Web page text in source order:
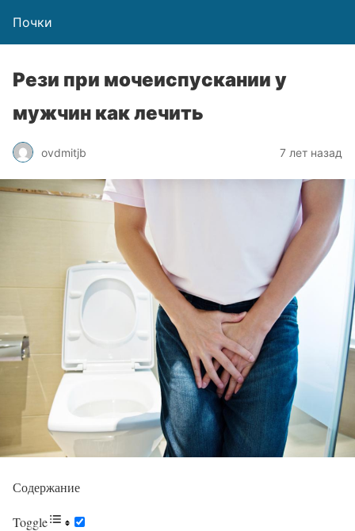
Почки
Рези при мочеиспускании у
мужчин как лечить
ovdmitjb 7 лет назад
Содержание
Toggle